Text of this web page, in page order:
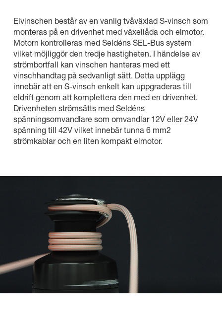
Elvinschen består av en vanlig tvåväxlad S-vinsch som
monteras på en drivenhet med växellåda och elmotor.
Motorn kontrolleras med Seldéns SEL-Bus system
vilket möjliggör den tredje hastigheten. I händelse av
strömbortfall kan vinschen hanteras med ett
vinschhandtag på sedvanligt sätt. Detta upplägg
innebär att en S-vinsch enkelt kan uppgraderas till
eldrift genom att komplettera den med en drivenhet.
Drivenheten strömsätts med Seldéns
spänningsomvandlare som omvandlar 12V eller 24V
spänning till 42V vilket innebär tunna 6 mm2
strömkablar och en liten kompakt elmotor.